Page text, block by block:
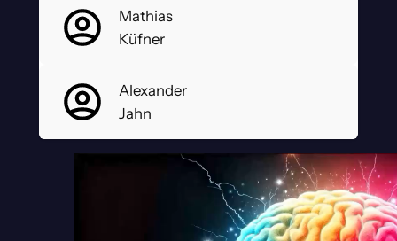
Mathias
Küfner
Alexander
Jahn